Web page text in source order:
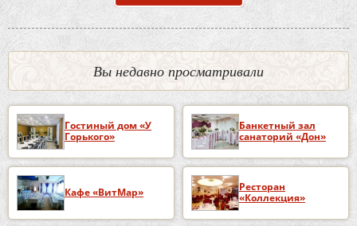
Вы недавно просматривали
Гостиный дом «У
Горького»
Банкетный зал
санаторий «Дон»
Кафе «ВитМар»
Ресторан
«Коллекция»